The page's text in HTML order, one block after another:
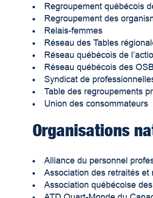
Regroupement québécois
Regroupement des
Relais-femmes
Réseau des Tables
Réseau québécois de
Réseau québécois des
Syndicat de
Table des regroupements
Union des consommateurs
Organisations
Alliance du personnel
Association des retraités et
Association québécoise